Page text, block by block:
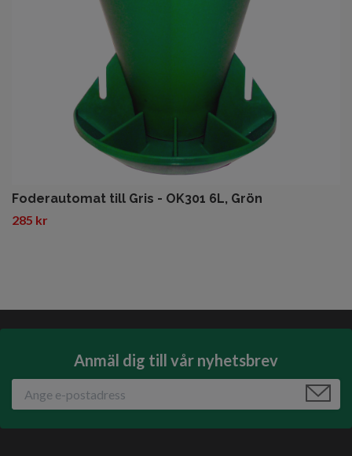
Foderautomat till Gris - OK301 6L, Grön
285 kr
Anmäl dig till vår nyhetsbrev